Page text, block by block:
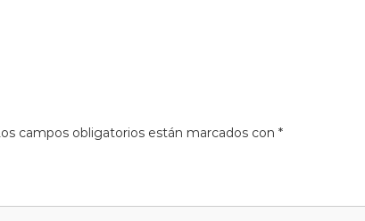
campos obligatorios están marcados con *